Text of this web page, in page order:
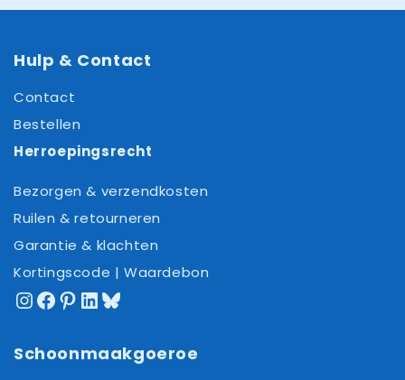
Hulp & Contact
Contact
Bestellen
Herroepingsrecht
Bezorgen & verzendkosten
Ruilen & retourneren
Garantie & klachten
Kortingscode | Waardebon
Instagram
Facebook
Pinterest
LinkedIn
Bluesky
Schoonmaakgoeroe